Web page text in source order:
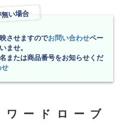
い場合
させますのでお問い合わせペー
ませ。
または商品番号をお知らせくだ
ワードローブ